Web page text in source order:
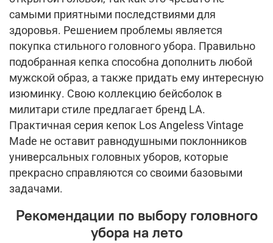
самыми приятными последствиями для
здоровья. Решением проблемы является
покупка стильного головного убора. Правильно
подобранная кепка способна дополнить любой
мужской образ, а также придать ему интересную
изюминку. Свою коллекцию бейсболок в
милитари стиле предлагает бренд LA.
Практичная серия кепок Los Angeless Vintage
Made не оставит равнодушными поклонников
универсальных головных уборов, которые
прекрасно справляются со своими базовыми
задачами.
Рекомендации по выбору головного
убора на лето